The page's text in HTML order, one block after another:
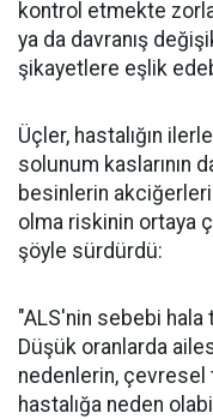
kontrol etmekte
ya da davranış
şikayetlere eşlik
Üçler, hastalığın
solunum kaslarının
besinlerin
olma riskinin ortaya
şöyle sürdürdü:
"ALS'nin sebebi
Düşük oranlarda
nedenlerin,
hastalığa neden